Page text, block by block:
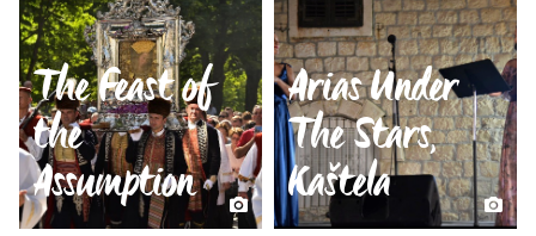
The Feast of
the
Assumption
Arias Under
The Stars,
Kaštela